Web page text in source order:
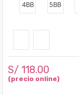
4BB 5BB
S/ 118.00